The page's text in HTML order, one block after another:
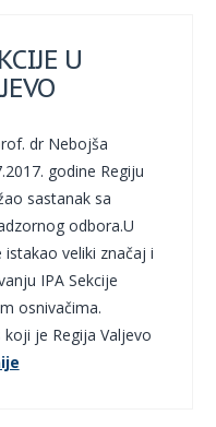
U
dr Nebojša
godine Regiju
sastanak sa
odbora.U
veliki značaj i
IPA Sekcije
osnivačima.
je Regija Valjevo